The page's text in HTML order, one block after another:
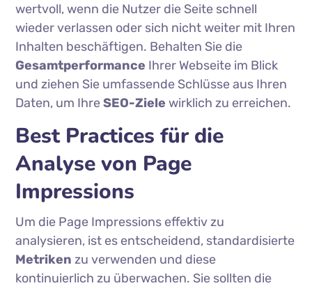
wertvoll, wenn die Nutzer die Seite schnell
wieder verlassen oder sich nicht weiter mit Ihren
Inhalten beschäftigen. Behalten Sie die
Gesamtperformance Ihrer Webseite im Blick
und ziehen Sie umfassende Schlüsse aus Ihren
Daten, um IhreSEO-Ziele wirklich zu erreichen.
Best Practices für die
Analyse von Page
Impressions
Um die Page Impressions effektiv zu
analysieren, ist es entscheidend, standardisierte
Metriken zu verwenden und diese
kontinuierlich zu überwachen. Sie sollten die